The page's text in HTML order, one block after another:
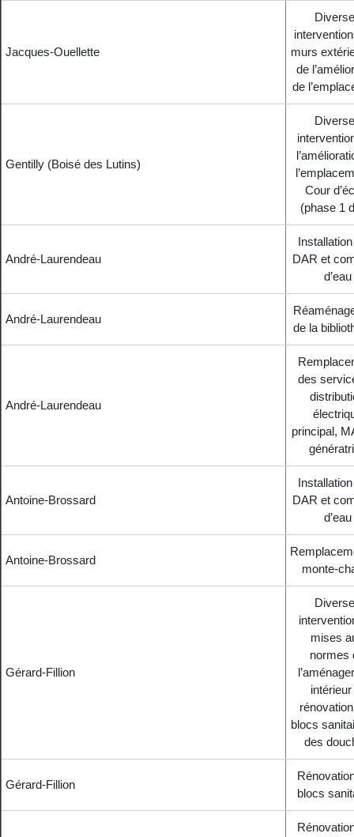
Jacques-Ouellette
murs
de
de
Gentilly (Boisé des Lutins)
Cour
(phase 1
André-Laurendeau
Installation
DAR et
d’eau
André-Laurendeau
de la
André-Laurendeau
des
principal,
Antoine-Brossard
Installation
DAR et
d’eau
Antoine-Brossard
monte-
Gérard-Fillion
mises
normes
blocs
des
Gérard-Fillion
blocs